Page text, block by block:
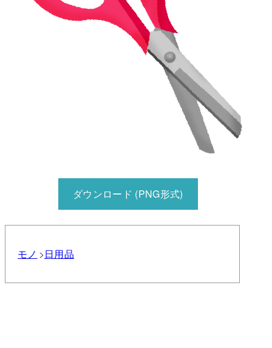
ダウンロード (PNG形式)
モノ 日用品